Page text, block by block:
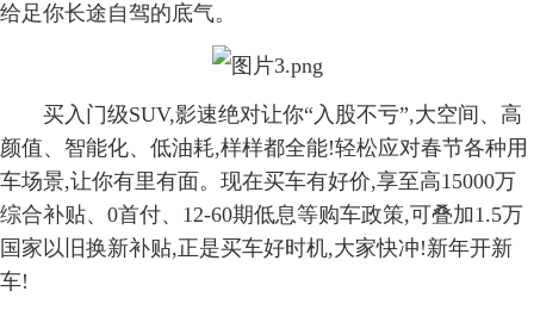
给足你长途自驾的底气。
买入门级SUV,影速绝对让你“入股不亏”,大空间 、 高
颜值、 智能化、 低油耗,样样都全能!轻松应对春节各种用
车场景,让你有里有面。现在买车有好价,享至高15000万
综合补贴、0首付、12-60期低息等购车政策,可叠加1.5万
国家以旧换新补贴,正是买车好时机,大家快冲!新年开新
车!